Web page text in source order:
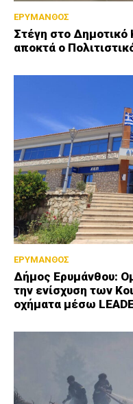
ΕΡΥΜΑΝΘΟΣ
Στέγη στο
αποκτά ο
ΕΡΥΜΑΝΘΟΣ
Δήμος Ερυμάνθου:
την ενίσχυση των
οχήματα μέσω